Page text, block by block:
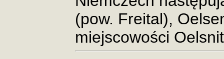
(pow. Freital),
miejscowości